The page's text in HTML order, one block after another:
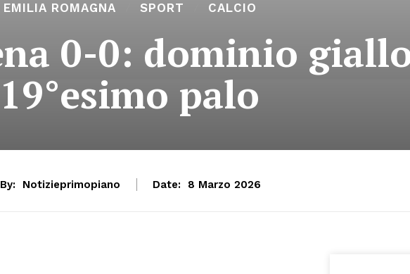
EMILIA ROMAGNA SPORT CALCIO
0-0: dominio
19°esimo palo
By: Notizieprimopiano Date: 8 Marzo 2026